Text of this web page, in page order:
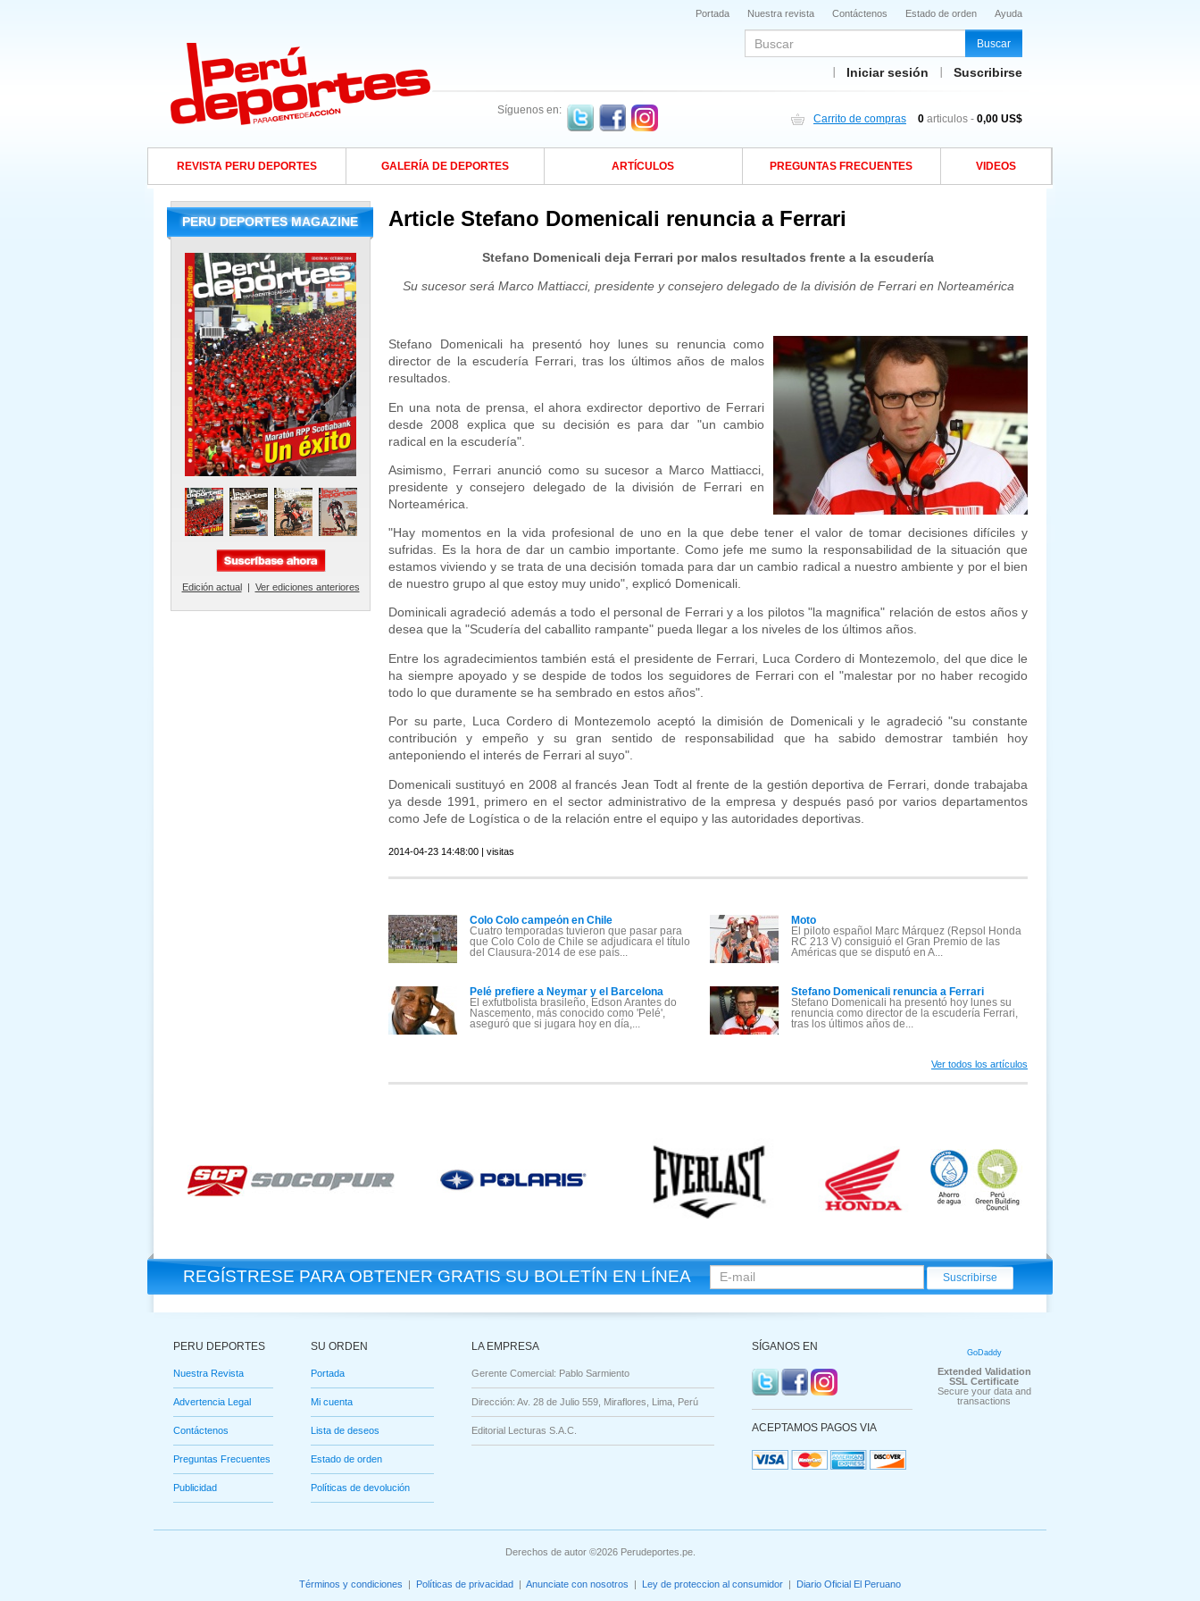
Portada Nuestra revista Contáctenos Estado de orden Ayuda
Iniciar sesión Suscribirse
Síguenos en:
Carrito de compras 0 articulos - 0,00 US$
REVISTA PERU DEPORTES GALERÍA DE DEPORTES ARTÍCULOS PREGUNTAS FRECUENTES VIDEOS
PERU DEPORTES MAGAZINE
Edición actual Ver ediciones anteriores
Article Stefano Domenicali renuncia a Ferrari
Stefano Domenicali deja Ferrari por malos resultados frente a la escudería
Su sucesor será Marco Mattiacci, presidente y consejero delegado de la división de Ferrari en Norteamérica
Stefano Domenicali ha presentó hoy lunes su renuncia como
director de la escudería Ferrari, tras los últimos años de malos
resultados.
En una nota de prensa, el ahora exdirector deportivo de Ferrari
desde 2008 explica que su decisión es para dar "un cambio
radical en la escudería".
Asimismo, Ferrari anunció como su sucesor a Marco Mattiacci,
presidente y consejero delegado de la división de Ferrari en
Norteamérica.
"Hay momentos en la vida profesional de uno en la que debe tener el valor de tomar decisiones difíciles y
sufridas. Es la hora de dar un cambio importante. Como jefe me sumo la responsabilidad de la situación que
estamos viviendo y se trata de una decisión tomada para dar un cambio radical a nuestro ambiente y por el bien
de nuestro grupo al que estoy muy unido", explicó Domenicali.
Dominicali agradeció además a todo el personal de Ferrari y a los pilotos "la magnifica" relación de estos años y
desea que la "Scudería del caballito rampante" pueda llegar a los niveles de los últimos años.
Entre los agradecimientos también está el presidente de Ferrari, Luca Cordero di Montezemolo, del que dice le
ha siempre apoyado y se despide de todos los seguidores de Ferrari con el "malestar por no haber recogido
todo lo que duramente se ha sembrado en estos años".
Por su parte, Luca Cordero di Montezemolo aceptó la dimisión de Domenicali y le agradeció "su constante
contribución y empeño y su gran sentido de responsabilidad que ha sabido demostrar también hoy
anteponiendo el interés de Ferrari al suyo".
Domenicali sustituyó en 2008 al francés Jean Todt al frente de la gestión deportiva de Ferrari, donde trabajaba
ya desde 1991, primero en el sector administrativo de la empresa y después pasó por varios departamentos
como Jefe de Logística o de la relación entre el equipo y las autoridades deportivas.
2014-04-23 14:48:00 | visitas
Colo Colo campeón en Chile
Cuatro temporadas tuvieron que pasar para
que Colo Colo de Chile se adjudicara el título
del Clausura-2014 de ese país...
Moto
El piloto español Marc Márquez (Repsol Honda
RC 213 V) consiguió el Gran Premio de las
Américas que se disputó en A...
Pelé prefiere a Neymar y el Barcelona
El exfutbolista brasileño, Edson Arantes do
Nascemento, más conocido como 'Pelé',
aseguró que si jugara hoy en día,...
Stefano Domenicali renuncia a Ferrari
Stefano Domenicali ha presentó hoy lunes su
renuncia como director de la escudería Ferrari,
tras los últimos años de...
Ver todos los artículos
REGÍSTRESE PARA OBTENER GRATIS SU BOLETÍN EN LÍNEA
PERU DEPORTES
Nuestra Revista
Advertencia Legal
Contáctenos
Preguntas Frecuentes
Publicidad
SU ORDEN
Portada
Mi cuenta
Lista de deseos
Estado de orden
Políticas de devolución
LA EMPRESA
Gerente Comercial: Pablo Sarmiento
Dirección: Av. 28 de Julio 559, Miraflores, Lima, Perú
Editorial Lecturas S.A.C.
SÍGANOS EN
ACEPTAMOS PAGOS VIA
GoDaddy
Extended Validation
SSL Certificate
Secure your data and
transactions
Derechos de autor ©2026 Perudeportes.pe.
Términos y condiciones | Políticas de privacidad | Anunciate con nosotros | Ley de proteccion al consumidor | Diario Oficial El Peruano